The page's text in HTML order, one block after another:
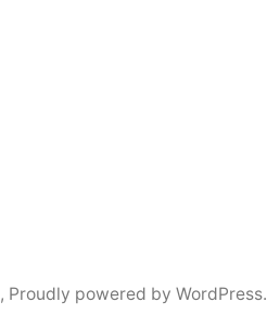
, Proudly powered by WordPress.